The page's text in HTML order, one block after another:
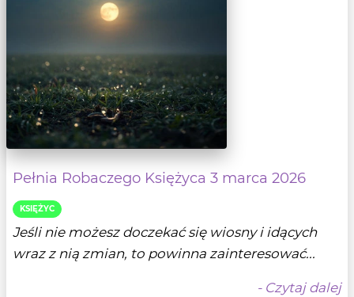
Pełnia Robaczego Księżyca 3 marca 2026
KSIĘŻYC
Jeśli nie możesz doczekać się wiosny i idących
wraz z nią zmian, to powinna zainteresować...
- Czytaj dalej